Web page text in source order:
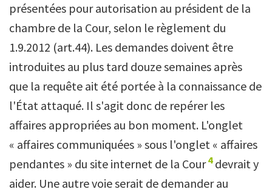
présentées pour autorisation au président de la
chambre de la Cour, selon le règlement du
1.9.2012 (art.44). Les demandes doivent être
introduites au plus tard douze semaines après
que la requête ait été portée à la connaissance de
l'État attaqué. Il s'agit donc de repérer les
affaires appropriées au bon moment. L'onglet
« affaires communiquées » sous l'onglet « affaires
pendantes » du site internet de la Cour 4devrait y
aider. Une autre voie serait de demander au